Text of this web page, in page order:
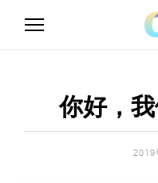
流
_
你好，
2019